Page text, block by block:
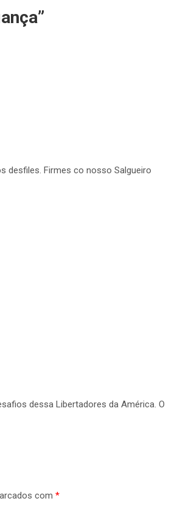
”
desfiles. Firmes co nosso Salgueiro
dessa Libertadores da América. O
com *